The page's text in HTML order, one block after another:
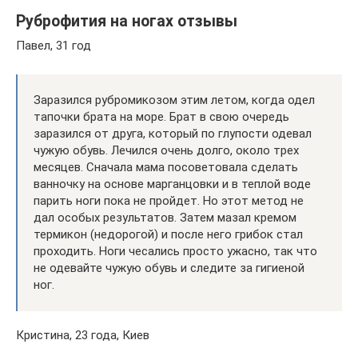
Руброфития на ногах отзывы
Павел, 31 год
Заразился рубромикозом этим летом, когда одел
тапочки брата на море. Брат в свою очередь
заразился от друга, который по глупости одевал
чужую обувь. Лечился очень долго, около трех
месяцев. Сначала мама посоветовала сделать
ванночку на основе марганцовки и в теплой воде
парить ноги пока не пройдет. Но этот метод не
дал особых результатов. Затем мазал кремом
термикон (недорогой) и после него грибок стал
проходить. Ноги чесались просто ужасно, так что
не одевайте чужую обувь и следите за гигиеной
ног.
Кристина, 23 года, Киев